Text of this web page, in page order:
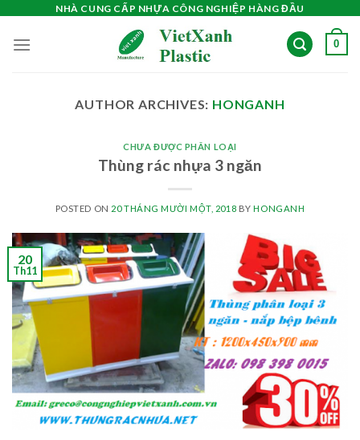
content
NHÀ CUNG CẤP NHỰA CÔNG NGHIỆP HÀNG ĐẦU
0
AUTHOR ARCHIVES: HONGANH
CHƯA ĐƯỢC PHÂN LOẠI
Thùng rác nhựa 3 ngăn
POSTED ON 20 THÁNG MƯỜI MỘT, 2018 BYHONGANH
20
Th11